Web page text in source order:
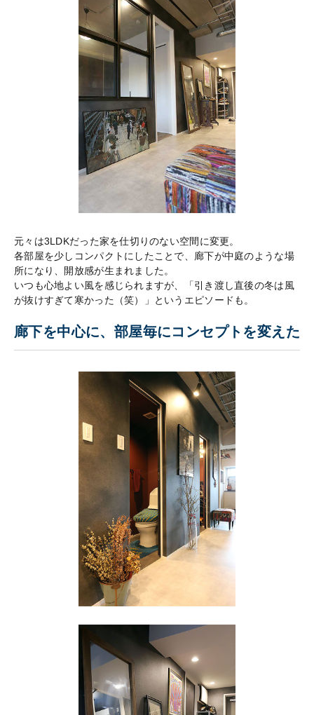
元々は3LDKだった家を仕切りのない空間に変更。
各部屋を少しコンパクトにしたことで、廊下が中庭のような場
所になり、開放感が生まれました。
いつも心地よい風を感じられますが、「引き渡し直後の冬は風
が抜けすぎて寒かった（笑）」というエピソードも。
廊下を中心に、部屋毎にコンセプトを変えた